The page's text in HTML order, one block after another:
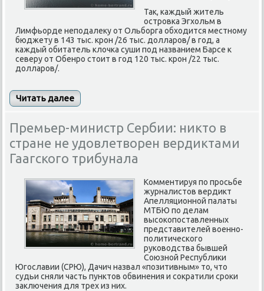
Так, каждый житель
островка Эгхольм в
Лимфьорде неподалеку от Ольборга обходится местному
бюджету в 143 тыс. крон /26 тыс. долларов/ в год, а
каждый обитатель клочка суши под названием Барсе к
северу от Обенро стоит в год 120 тыс. крон /22 тыс.
долларов/.
Читать далее
Премьер-министр Сербии: никто в
стране не удовлетворен вердиктами
Гаагского трибунала
Комментируя по просьбе
журналистов вердикт
Апелляционной палаты
МТБЮ по делам
высокопоставленных
представителей военно-
политического
руководства бывшей
Союзной Республики
Югославии (СРЮ), Дачич назвал «позитивным» то, что
судьи сняли часть пунктов обвинения и сократили сроки
заключения для трех из них.